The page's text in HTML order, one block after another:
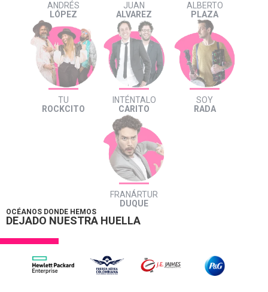
ANDRÉS
LÓPEZ
JUAN
ALVAREZ
ALBERTO
PLAZA
TU
ROCKCITO
INTÉNTALO
CARITO
SOY
RADA
FRANÁRTUR
DUQUE
OCÉANOS DONDE HEMOS
DEJADO NUESTRA HUELLA